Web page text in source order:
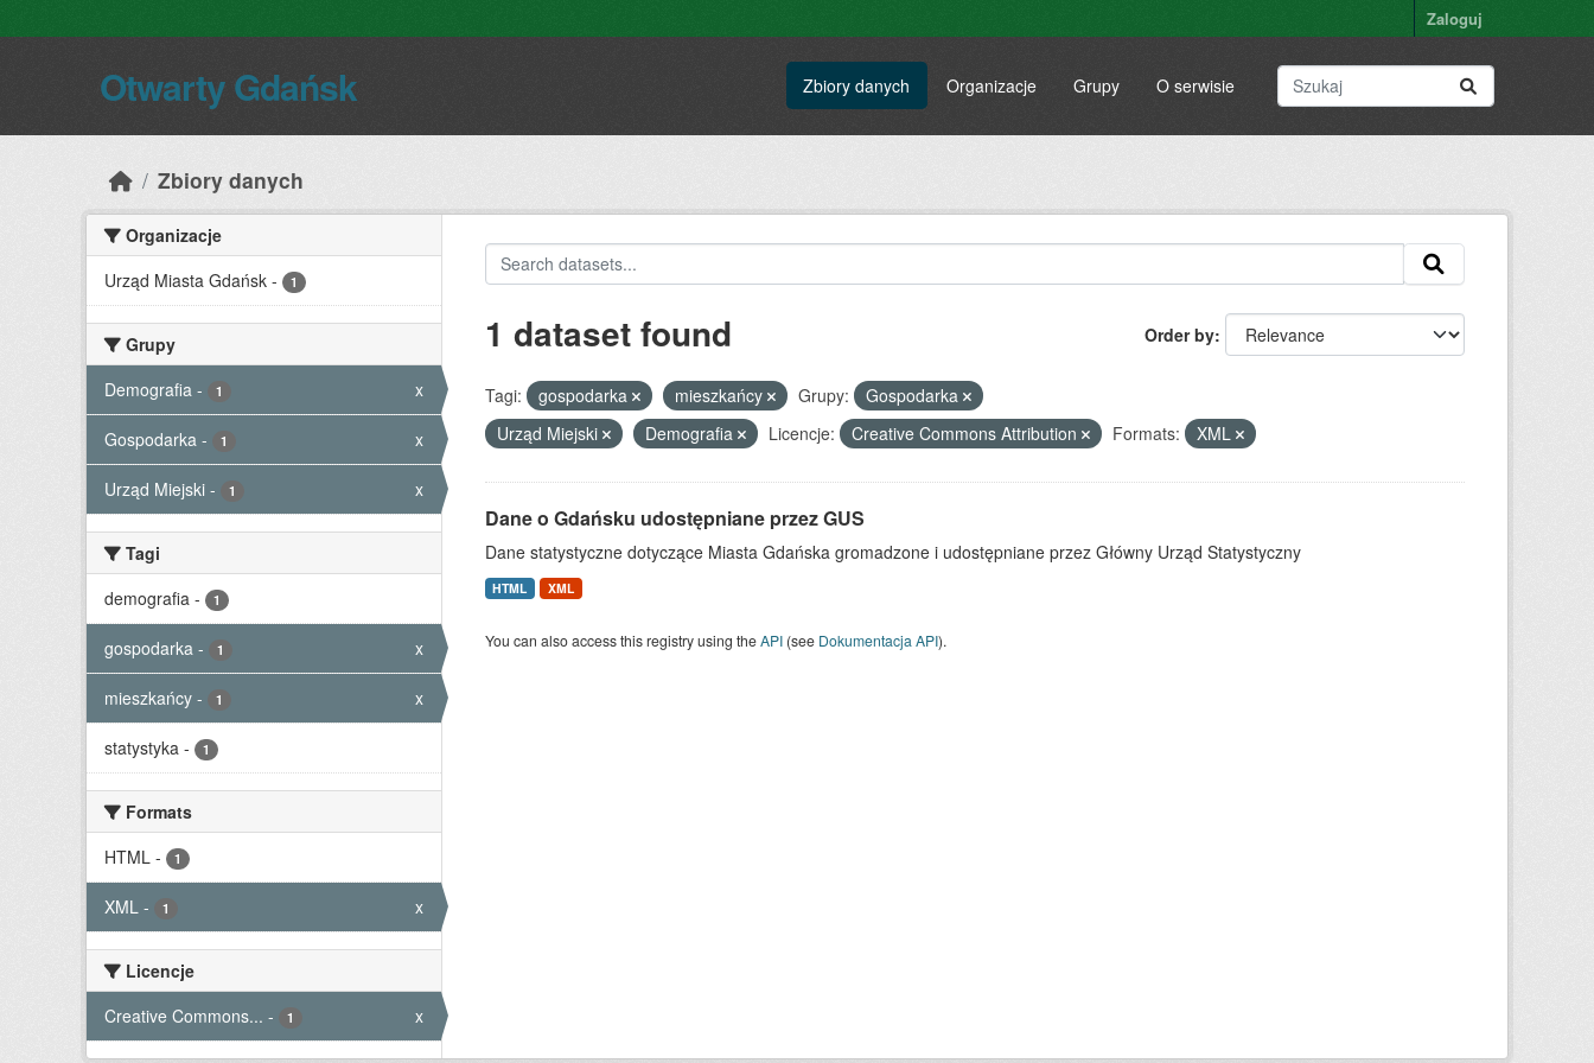
Zaloguj
Otwarty Gdańsk Zbiory danych Organizacje Grupy O serwisie
Zbiory danych
Organizacje
Urząd Miasta Gdańsk - 1
Grupy
Demografia - 1 x
Gospodarka - 1 x
Urząd Miejski - 1 x
Tagi
demografia - 1
gospodarka - 1 x
mieszkańcy - 1 x
statystyka - 1
Formats
HTML - 1
XML - 1 x
Licencje
Creative Commons... - 1 x
Order by
1 dataset found
Tagi: gospodarka mieszkańcy Grupy:
Gospodarka
Urząd Miejski
Demografia Licencje: Creative Commons Attribution Formats: XML
Dane o Gdańsku udostępniane przez GUS
Dane statystyczne dotyczące Miasta Gdańska gromadzone i udostępniane przez Główny Urząd Statystyczny
HTML XML
You can also access this registry using theAPI(see Dokumentacja API).